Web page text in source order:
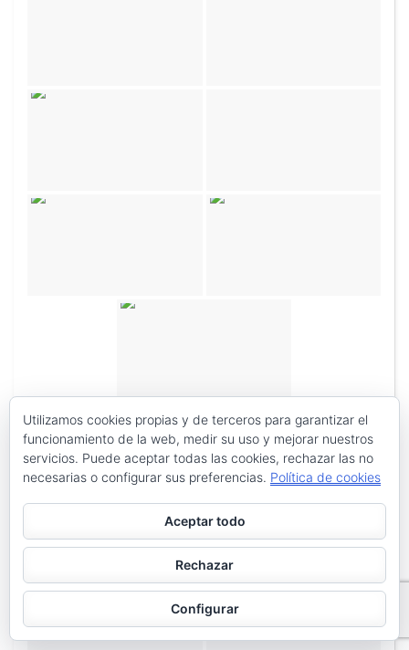
Utilizamos cookies propias y de terceros para garantizar el
funcionamiento de la web, medir su uso y mejorar nuestros
servicios. Puede aceptar todas las cookies, rechazar las no
necesarias o configurar sus preferencias. Política de cookies
Aceptar todo
Rechazar
Configurar